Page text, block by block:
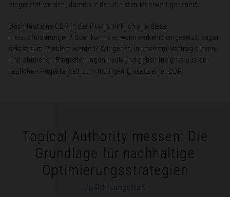
eingesetzt werden, damit sie den meisten Mehrwert generiert.
Doch löst eine CDP in der Praxis wirklich alle diese
Herausforderungen? Oder kann sie, wenn verkehrt eingesetzt, sogar
selbst zum Problem werden? Wir gehen in unserem Vortrag diesen
und ähnlichen Fragestellungen nach und geben Insights aus der
täglichen Projektarbeit zum richtigen Einsatz einer CDP.
Topical Authority messen: Die
Grundlage für nachhaltige
Optimierungsstrategien
Judith Lungstraß